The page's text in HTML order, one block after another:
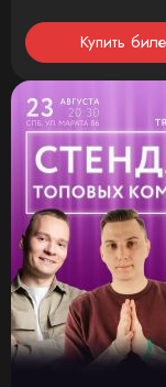
Купить